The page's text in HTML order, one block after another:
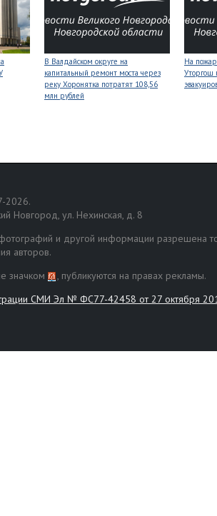
В Валдайском округе на
капитальный ремонт моста через
реку Хоронятка потратят 108,56
млн рублей
На
Уторгош
2026.
Новгород, ул. Нехинская, д. 8
фотографий и другой информации разрешена
авторов.
значком
, публикуются на правах рекламы.
СМИ Эл № ФС77-42458 от 27 октября